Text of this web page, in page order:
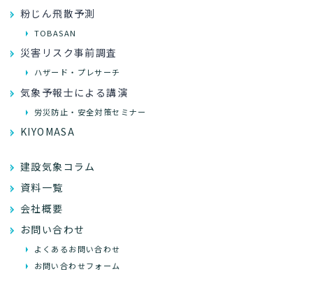
粉じん飛散予測
TOBASAN
災害リスク事前調査
ハザード・プレサーチ
気象予報士による講演
労災防止・安全対策セミナー
KIYOMASA
建設気象コラム
資料一覧
会社概要
お問い合わせ
よくあるお問い合わせ
お問い合わせフォーム